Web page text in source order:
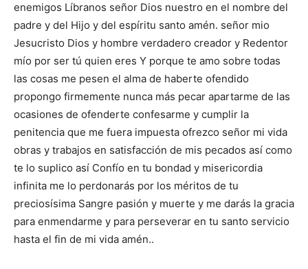
enemigos Líbranos señor Dios nuestro en el nombre del
padre y del Hijo y del espíritu santo amén. señor mio
Jesucristo Dios y hombre verdadero creador y Redentor
mío por ser tú quien eres Y porque te amo sobre todas
las cosas me pesen el alma de haberte ofendido
propongo firmemente nunca más pecar apartarme de las
ocasiones de ofenderte confesarme y cumplir la
penitencia que me fuera impuesta ofrezco señor mi vida
obras y trabajos en satisfacción de mis pecados así como
te lo suplico así Confío en tu bondad y misericordia
infinita me lo perdonarás por los méritos de tu
preciosísima Sangre pasión y muerte y me darás la gracia
para enmendarme y para perseverar en tu santo servicio
hasta el fin de mi vida amén..